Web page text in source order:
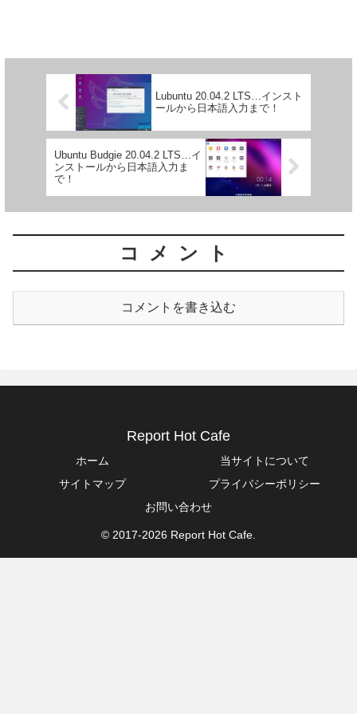
Lubuntu 20.04.2 LTS…インスト
ールから日本語入力まで！
Ubuntu Budgie 20.04.2 LTS…イ
ンストールから日本語入力ま
で！
コメント
コメントを書き込む
Report Hot Cafe
ホーム
当サイトについて
サイトマップ
プライバシーポリシー
お問い合わせ
© 2017-2026 Report Hot Cafe.